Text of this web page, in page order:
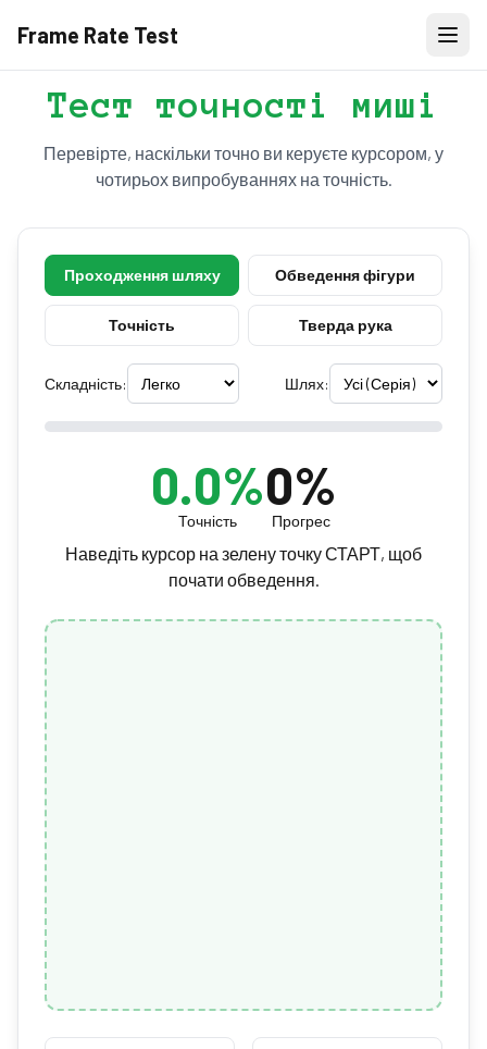
Frame Rate Test
Тест точності миші
Перевірте, наскільки точно ви керуєте курсором, у
чотирьох випробуваннях на точність.
Проходження шляху Обведення фігури
Точність Тверда рука
Складність: Шлях:
0.0%
Точність
0%
Прогрес
Наведіть курсор на зелену точку СТАРТ, щоб
почати обведення.